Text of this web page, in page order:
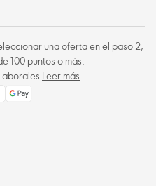
una oferta en el paso 2,
100 puntos o más.
Leer más